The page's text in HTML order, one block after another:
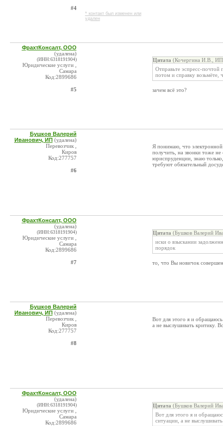
#4
* контакт был изменен или
удален
ФрахтКонсалт, ООО
(удалена)
(ИНН:6318191904)
Юридические услуги ,
Самара
Код:2899686
#5
Цитата (Кочергина И.В.,
Отправьте эспресс-почтой
потом и справку возьмёте,
зачем всё это?
Бушков Валерий
Иванович, ИП (удалена)
Перевозчик ,
Киров
Код:277757
#6
Я понимаю, что электронной
получить, на звонки тоже
юриспруденции, знаю
требуют обязательный
ФрахтКонсалт, ООО
(удалена)
(ИНН:6318191904)
Юридические услуги ,
Самара
Код:2899686
#7
Цитата (Бушков Валерий
иски о взыскании
порядок
то, что Вы новичок
Бушков Валерий
Иванович, ИП (удалена)
Перевозчик ,
Киров
Код:277757
#8
Вот для этого я и
а не выслушивать критику.
ФрахтКонсалт, ООО
(удалена)
(ИНН:6318191904)
Юридические услуги ,
Самара
Код:2899686
Цитата (Бушков Валерий
Вот для этого я и
ситуации, а не